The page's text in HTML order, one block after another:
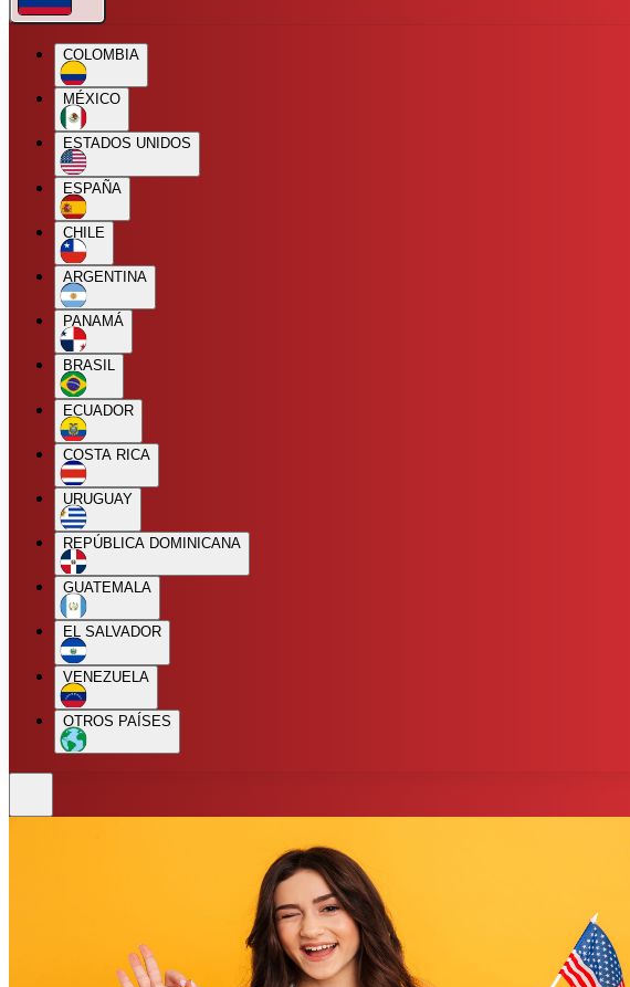
COLOMBIA
MÉXICO
ESTADOS UNIDOS
ESPAÑA
CHILE
ARGENTINA
PANAMÁ
BRASIL
ECUADOR
COSTA RICA
URUGUAY
REPÚBLICA DOMINICANA
GUATEMALA
EL SALVADOR
VENEZUELA
OTROS PAÍSES